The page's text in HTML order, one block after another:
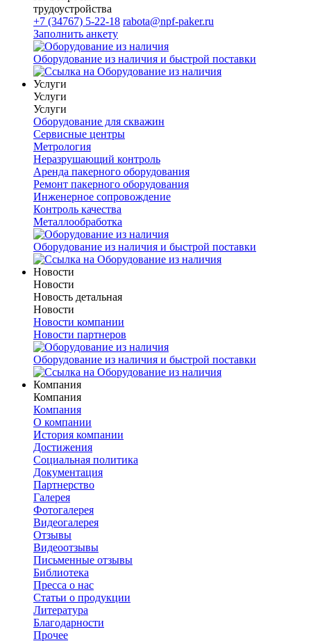
трудоустройства
+7 (34767) 5-22-18 rabota@npf-paker.ru
Заполнить анкету
Оборудование из наличия и быстрой поставки
Услуги
Услуги
Услуги
Оборудование для скважин
Сервисные центры
Метрология
Неразрушающий контроль
Аренда пакерного оборудования
Ремонт пакерного оборудования
Инженерное сопровождение
Контроль качества
Металлообработка
Оборудование из наличия и быстрой поставки
Новости
Новости
Новость детальная
Новости
Новости компании
Новости партнеров
Оборудование из наличия и быстрой поставки
Компания
Компания
Компания
О компании
История компании
Достижения
Социальная политика
Документация
Партнерство
Галерея
Фотогалерея
Видеогалерея
Отзывы
Видеоотзывы
Письменные отзывы
Библиотека
Пресса о нас
Статьи о продукции
Литература
Благодарности
Прочее